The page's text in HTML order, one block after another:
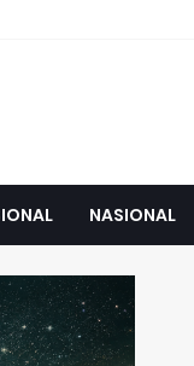
NASIONAL